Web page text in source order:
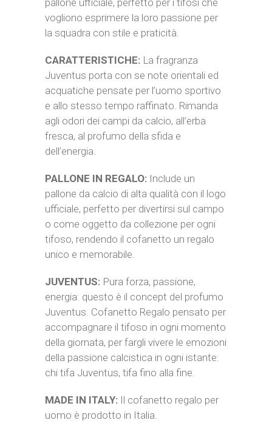
pallone ufficiale, perfetto per i tifosi che
vogliono esprimere la loro passione per
la squadra con stile e praticità.
CARATTERISTICHE: La fragranza
Juventus porta con se note orientali ed
acquatiche pensate per l’uomo sportivo
e allo stesso tempo raffinato. Rimanda
agli odori dei campi da calcio, all’erba
fresca, al profumo della sfida e
dell’energia.
PALLONE IN REGALO: Include un
pallone da calcio di alta qualità con il logo
ufficiale, perfetto per divertirsi sul campo
o come oggetto da collezione per ogni
tifoso, rendendo il cofanetto un regalo
unico e memorabile.
JUVENTUS: Pura forza, passione,
energia: questo è il concept del profumo
Juventus. Cofanetto Regalo pensato per
accompagnare il tifoso in ogni momento
della giornata, per fargli vivere le emozioni
della passione calcistica in ogni istante:
chi tifa Juventus, tifa fino alla fine.
MADE IN ITALY: Il cofanetto regalo per
uomo è prodotto in Italia.